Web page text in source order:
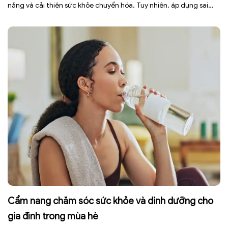
nặng và cải thiện sức khỏe chuyển hóa. Tuy nhiên, áp dụng sai
sức, mất cơ […]
Cẩm nang chăm sóc sức khỏe và dinh dưỡng cho
gia đình trong mùa hè